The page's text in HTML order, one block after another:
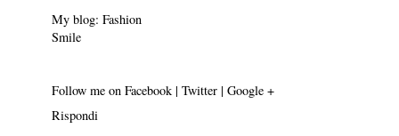
My blog: Fashion
Smile
Follow me on Facebook | Twitter | Google +
Rispondi